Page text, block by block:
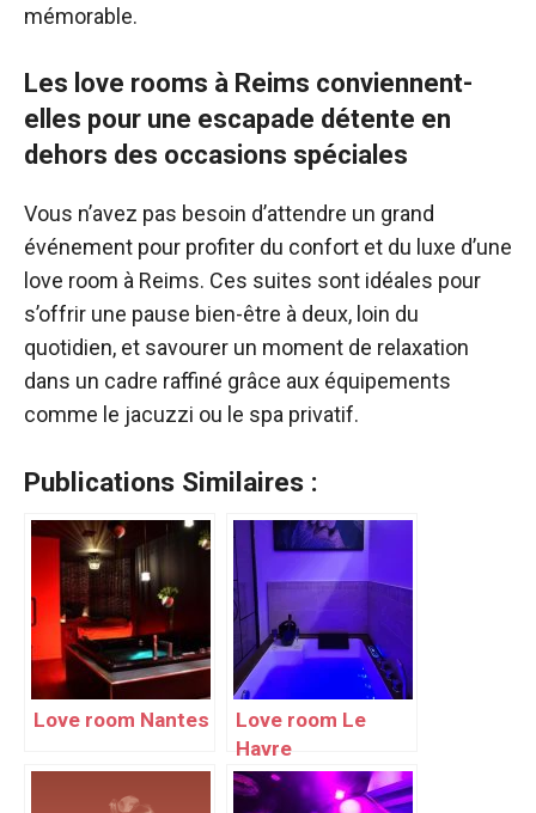
mémorable.
Les love rooms à Reims conviennent-
elles pour une escapade détente en
dehors des occasions spéciales
Vous n’avez pas besoin d’attendre un grand
événement pour profiter du confort et du luxe d’une
love room à Reims. Ces suites sont idéales pour
s’offrir une pause bien-être à deux, loin du
quotidien, et savourer un moment de relaxation
dans un cadre raffiné grâce aux équipements
comme le jacuzzi ou le spa privatif.
Publications Similaires :
Love room Nantes
Love room Le
Havre